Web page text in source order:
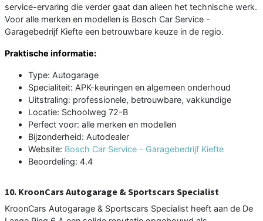
service-ervaring die verder gaat dan alleen het technische werk.
Voor alle merken en modellen is Bosch Car Service -
Garagebedrijf Kiefte een betrouwbare keuze in de regio.
Praktische informatie:
Type: Autogarage
Specialiteit: APK-keuringen en algemeen onderhoud
Uitstraling: professionele, betrouwbare, vakkundige
Locatie: Schoolweg 72-B
Perfect voor: alle merken en modellen
Bijzonderheid: Autodealer
Website: Bosch Car Service - Garagebedrijf Kiefte
Beoordeling: 4.4
10. KroonCars Autogarage & Sportscars Specialist
KroonCars Autogarage & Sportscars Specialist heeft aan de De